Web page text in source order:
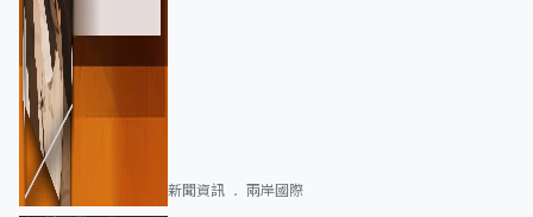
新聞資訊 兩岸國際